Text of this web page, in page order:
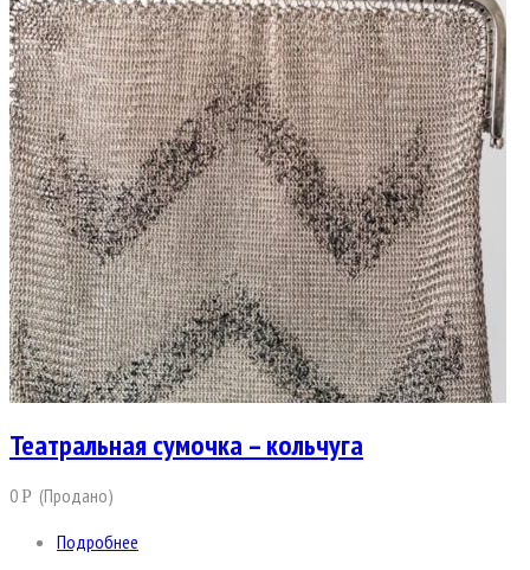
Театральная сумочка – кольчуга
0Р (Продано)
Подробнее